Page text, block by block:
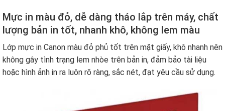
Mực in màu đỏ, dễ dàng tháo lắp trên máy, chất
lượng bản in tốt, nhanh khô, không lem màu
Lớp mực in Canon màu đỏ phủ tốt trên mặt giấy, khô nhanh nên
không gây tình trạng lem nhòe trên bản in, đảm bảo tài liệu
hoặc hình ảnh in ra luôn rõ ràng, sắc nét, đạt yêu cầu sử dụng.